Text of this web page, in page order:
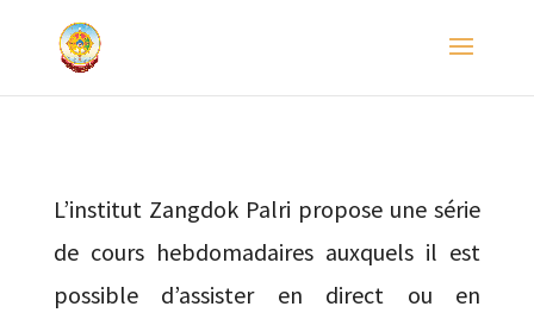
L’institut Zangdok Palri propose une série
de cours hebdomadaires auxquels il est
possible d’assister en direct ou en